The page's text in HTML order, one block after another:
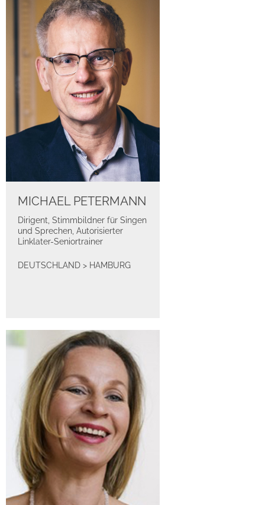
MICHAEL PETERMANN
Dirigent, Stimmbildner für Singen
und Sprechen, Autorisierter
Linklater-Seniortrainer
DEUTSCHLAND > HAMBURG